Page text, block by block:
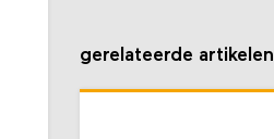
gerelateerde artikelen